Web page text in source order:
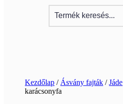
Kezdőlap / Ásvány fajták /Jáde
karácsonyfa